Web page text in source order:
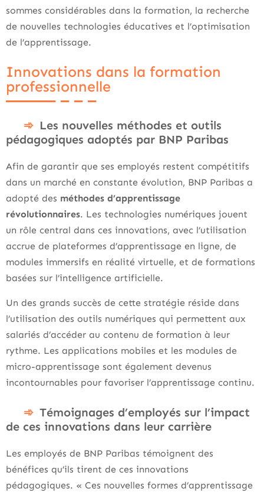
sommes considérables dans la formation, la recherche
de nouvelles technologies éducatives et l’optimisation
de l’apprentissage.
Innovations dans la formation
professionnelle
Les nouvelles méthodes et outils
pédagogiques adoptés par BNP Paribas
Afin de garantir que ses employés restent compétitifs
dans un marché en constante évolution, BNP Paribas a
adopté des méthodes d’apprentissage
révolutionnaires. Les technologies numériques jouent
un rôle central dans ces innovations, avec l’utilisation
accrue de plateformes d’apprentissage en ligne, de
modules immersifs en réalité virtuelle, et de formations
basées sur l’intelligence artificielle.
Un des grands succès de cette stratégie réside dans
l’utilisation des outils numériques qui permettent aux
salariés d’accéder au contenu de formation à leur
rythme. Les applications mobiles et les modules de
micro-apprentissage sont également devenus
incontournables pour favoriser l’apprentissage continu.
Témoignages d’employés sur l’impact
de ces innovations dans leur carrière
Les employés de BNP Paribas témoignent des
bénéfices qu’ils tirent de ces innovations
pédagogiques. « Ces nouvelles formes d’apprentissage